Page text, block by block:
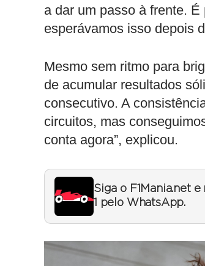
a dar um passo à frente.
esperávamos isso depois
Mesmo sem ritmo para
de acumular resultados
consecutivo. A
circuitos, mas
conta agora”, explicou.
Siga o F1Mania.net
1 pelo WhatsApp.